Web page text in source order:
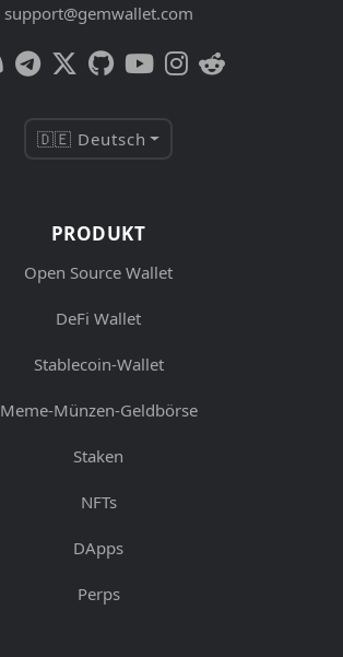
support@gemwallet.com
🇩🇪 Deutsch
PRODUKT
Open Source Wallet
DeFi Wallet
Stablecoin-Wallet
Meme-Münzen-Geldbörse
Staken
NFTs
DApps
Perps